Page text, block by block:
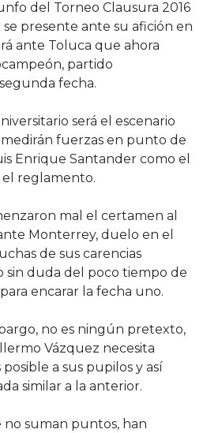
del Torneo Clausura 2016
presente ante su afición en
ante Toluca que ahora
partido
fecha.
será el escenario
fuerzas en punto de
Enrique Santander como el
reglamento.
mal el certamen al
Monterrey, duelo en el
de sus carencias
sin duda del poco tiempo de
encarar la fecha uno.
no es ningún pretexto,
Vázquez necesita
a sus pupilos y así
similar a la anterior.
suman puntos, han